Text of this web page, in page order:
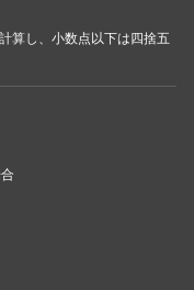
算し、小数点以下は四捨五